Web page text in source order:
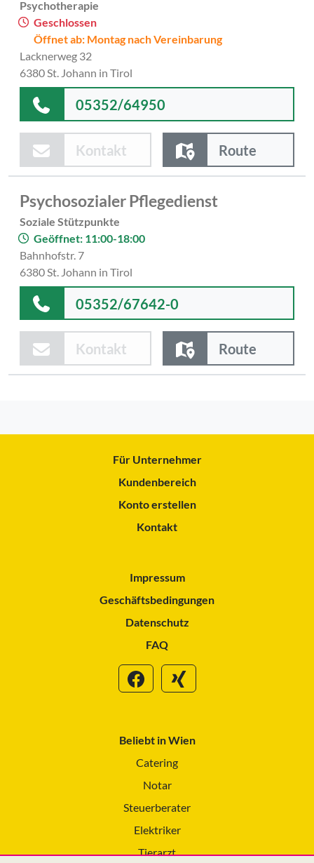
Psychotherapie
Geschlossen
Öffnet ab: Montag nach Vereinbarung
Lacknerweg 32
6380 St. Johann in Tirol
05352/64950
Kontakt Route
Psychosozialer Pflegedienst
Soziale Stützpunkte
Geöffnet: 11:00-18:00
Bahnhofstr. 7
6380 St. Johann in Tirol
05352/67642-0
Kontakt Route
Für Unternehmer
Kundenbereich
Konto erstellen
Kontakt
Impressum
Geschäftsbedingungen
Datenschutz
FAQ
Beliebt in Wien
Catering
Notar
Steuerberater
Elektriker
Tierarzt